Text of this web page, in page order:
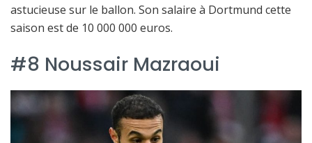
astucieuse sur le ballon. Son salaire à Dortmund cette
saison est de 10 000 000 euros.
#8 Noussair Mazraoui